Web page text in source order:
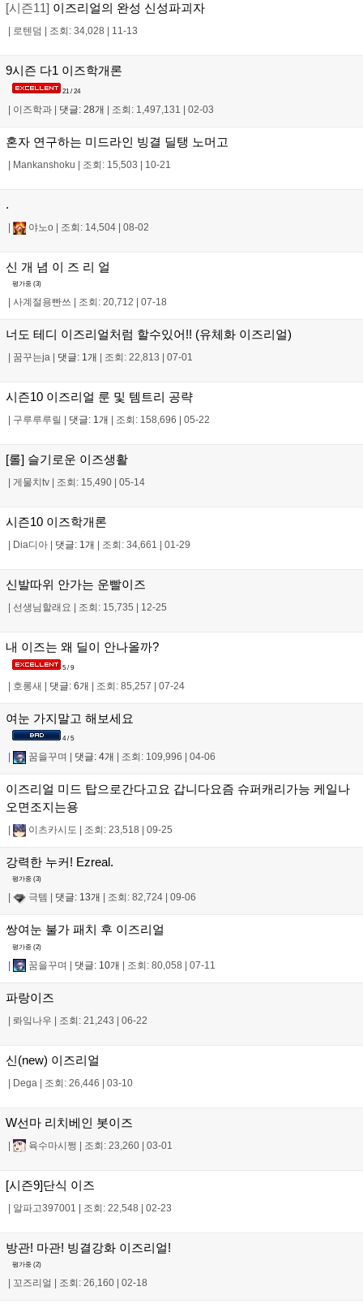
[시즌11] 이즈리얼의 완성 신성파괴자
로텐덤 조회: 34,028 11-13
9시즌 다1 이즈학개론
21 / 24
| 이즈학과 | 댓글: 28개 | 조회: 1,497,131 | 02-03
혼자 연구하는 미드라인 빙결 딜탱 노머고
| Mankanshoku | 조회: 15,503 | 10-21
.
| 야노o | 조회: 14,504 | 08-02
신 개 념 이 즈 리 얼
평가중 (3)
사계절용빤쓰 조회: 20,712 07-18
너도 테디 이즈리얼처럼 할수있어!! (유체화 이즈리얼)
꿈꾸는ja 댓글: 1개 조회: 22,813 07-01
시즌10 이즈리얼 룬 및 템트리 공략
구루루루릴 댓글: 1개 조회: 158,696 05-22
[롤] 슬기로운 이즈생활
게물치tv 조회: 15,490 05-14
시즌10 이즈학개론
Dia디아 댓글: 1개 조회: 34,661 01-29
신발따위 안가는 운빨이즈
선생님할래요 조회: 15,735 12-25
내 이즈는 왜 딜이 안나올까?
5 / 9
| 호롱새 | 댓글: 6개 | 조회: 85,257 | 07-24
여눈 가지말고 해보세요
4 / 5
| 꿈을꾸며 | 댓글: 4개 | 조회: 109,996 | 04-06
이즈리얼 미드 탑으로간다고요 갑니다요즘 슈퍼캐리가능 케일나
오면조지는용
| 이츠카시도 | 조회: 23,518 | 09-25
강력한 누커! Ezreal.
평가중 (3)
극템 댓글: 13개 조회: 82,724 09-06
쌍여눈 불가 패치 후 이즈리얼
평가중 (2)
| 꿈을꾸며 | 댓글: 10개 | 조회: 80,058 | 07-11
파랑이즈
| 롸잌나우 | 조회: 21,243 | 06-22
신(new) 이즈리얼
| Dega | 조회: 26,446 | 03-10
W선마 리치베인 봇이즈
| 육수마시쩡 | 조회: 23,260 | 03-01
[시즌9]단식 이즈
| 알파고397001 | 조회: 22,548 | 02-23
방관! 마관! 빙결강화 이즈리얼!
평가중 (2)
꼬즈리얼 조회: 26,160 02-18